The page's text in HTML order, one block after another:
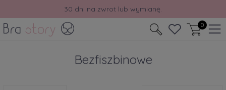
30 dni na zwrot lub wymianę.
0
Bezfiszbinowe